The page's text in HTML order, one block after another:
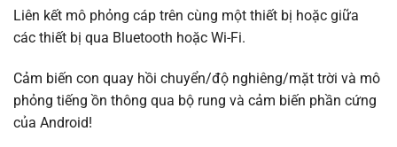
Liên kết mô phỏng cáp trên cùng một thiết bị hoặc giữa
các thiết bị qua Bluetooth hoặc Wi-Fi.
Cảm biến con quay hồi chuyển/độ nghiêng/mặt trời và mô
phỏng tiếng ồn thông qua bộ rung và cảm biến phần cứng
của Android!